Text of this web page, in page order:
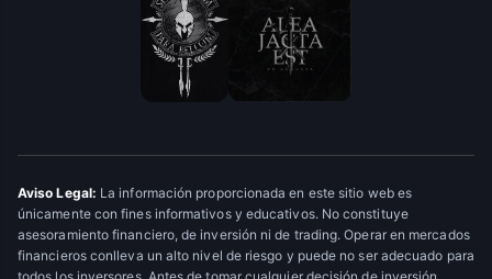
Aviso Legal: La información proporcionada en este sitio web es
únicamente con fines informativos y educativos. No constituye
asesoramiento financiero, de inversión ni de trading. Operar en mercados
financieros conlleva un alto nivel de riesgo y puede no ser adecuado para